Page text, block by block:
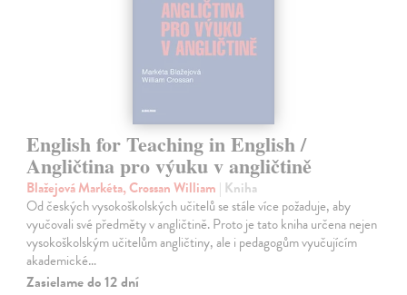
English for Teaching in English /
Angličtina pro výuku v angličtině
Blažejová Markéta, Crossan William | Kniha
Od českých vysokoškolských učitelů se stále více požaduje, aby
vyučovali své předměty v angličtině. Proto je tato kniha určena nejen
vysokoškolským učitelům angličtiny, ale i pedagogům vyučujícím
akademické…
Zasielame do 12 dní